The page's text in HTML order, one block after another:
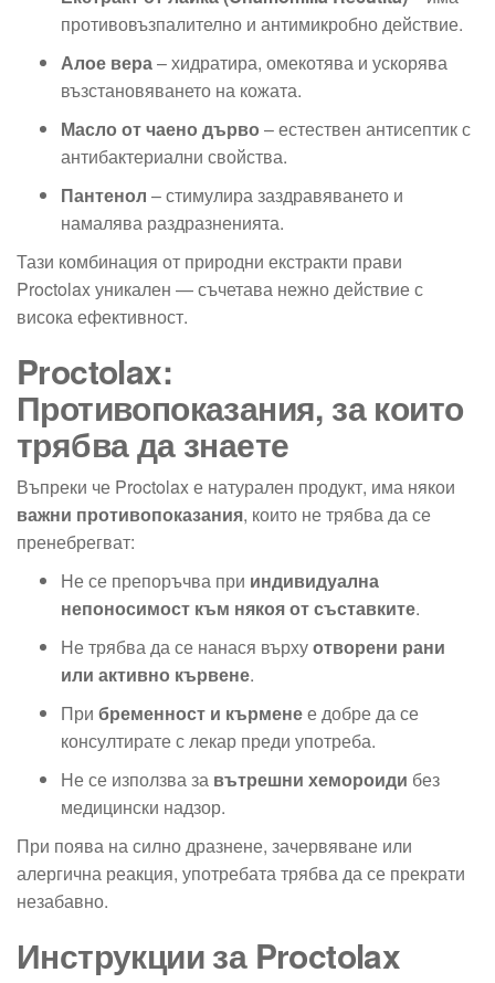
противовъзпалително и антимикробно действие.
Алое вера– хидратира, омекотява и ускорява
възстановяването на кожата.
Масло от чаено дърво – естествен антисептик с
антибактериални свойства.
Пантенол – стимулира заздравяването и
намалява раздразненията.
Тази комбинация от природни екстракти прави
Proctolax уникален — съчетава нежно действие с
висока ефективност.
Proctolax:
Противопоказания, за които
трябва да знаете
Въпреки че Proctolax е натурален продукт, има някои
важни противопоказания, които не трябва да се
пренебрегват:
Не се препоръчва при индивидуална
непоносимост към някоя от съставките.
Не трябва да се нанася върхуотворени рани
или активно кървене.
При бременност и кърменее добре да се
консултирате с лекар преди употреба.
Не се използва за вътрешни хемороиди без
медицински надзор.
При поява на силно дразнене, зачервяване или
алергична реакция, употребата трябва да се прекрати
незабавно.
Инструкции за Proctolax